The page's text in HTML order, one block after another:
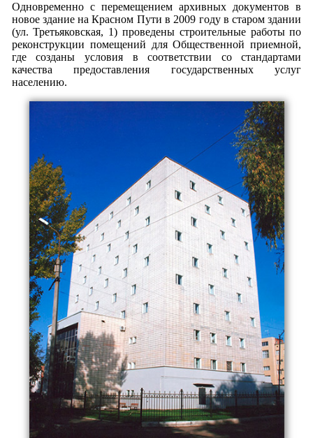
Одновременно с перемещением архивных документов в
новое здание на Красном Пути в 2009 году в старом здании
(ул. Третьяковская, 1) проведены строительные работы по
реконструкции помещений для Общественной приемной,
где созданы условия в соответствии со стандартами
качества предоставления государственных услуг
населению.